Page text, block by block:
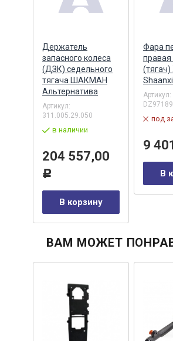
Держатель
запасного колеса
(ДЗК) седельного
тягача ШАКМАН
Альтернатива
Артикул:
311.005.29.050
в наличии
204 557,00
Р
В корзину
Фара
(тягач)
Артикул:
под
9
В
ВАМ МОЖЕТ